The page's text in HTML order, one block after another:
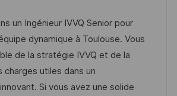
t
e
d
D
a
t
e
g
o
r
un Ingénieur IVVQ Senior pour
dynamique à Toulouse. Vous
de la stratégie IVVQ et de la
charges utiles dans un
Si vous avez une solide